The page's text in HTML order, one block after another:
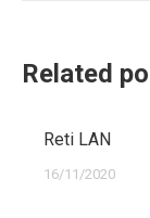
Related
Reti LAN
16/11/2020